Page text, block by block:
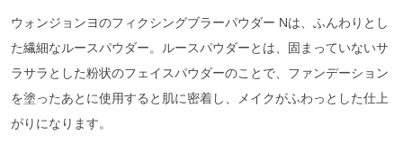
ウォンジョンヨのフィクシングブラーパウダー Nは、ふんわりとし
た繊細なルースパウダー。ルースパウダーとは、固まっていないサ
ラサラとした粉状のフェイスパウダーのことで、ファンデーション
を塗ったあとに使用すると肌に密着し、メイクがふわっとした仕上
がりになります。